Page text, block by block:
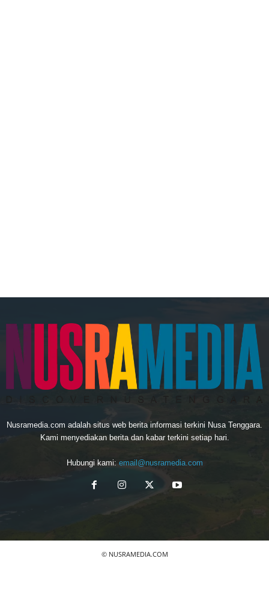
Nusramedia.com adalah situs web berita informasi terkini Nusa Tenggara.
Kami menyediakan berita dan kabar terkini setiap hari.
Hubungi kami: email@nusramedia.com
© NUSRAMEDIA.COM